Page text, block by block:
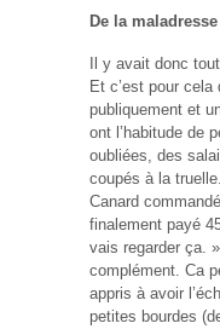
De la
Il y avait donc
Et c’est pour
publiquement et
ont l’habitude de
oubliées, des
coupés à la
Canard
finalement payé
vais regarder ça.
complément. Ca
appris à avoir
petites bourdes